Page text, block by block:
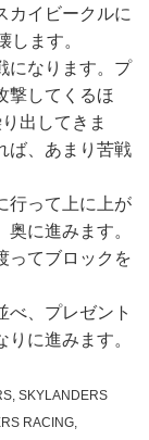
カイビークルに
します。
になります。プ
撃してくるほ
出してきま
ば、あまり苦戦
行って上に上が
に進みます。
ってブロックを
べ、プレゼント
に進みます。
SKYLANDERS
RACING,